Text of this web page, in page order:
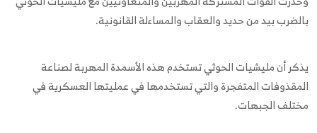
بالضرب بيد من حديد والعقاب والمساءلة القانونية.
يذكر أن مليشيات الحوثي تستخدم هذه الأسمدة المهربة لصناعة
المقذوفات المتفجرة والتي تستخدمها في عمليتها العسكرية في
مختلف الجبهات.